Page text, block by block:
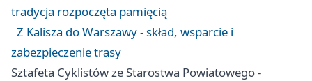
tradycja rozpoczęta pamięcią
Z Kalisza do Warszawy - skład, wsparcie i
zabezpieczenie trasy
Sztafeta Cyklistów ze Starostwa Powiatowego -